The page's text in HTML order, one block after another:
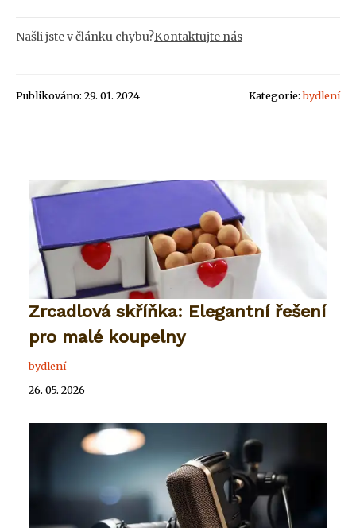
Našli jste v článku chybu?Kontaktujte nás
Publikováno: 29. 01. 2024 Kategorie:bydlení
Zrcadlová skříňka: Elegantní řešení
pro malé koupelny
bydlení
26. 05. 2026